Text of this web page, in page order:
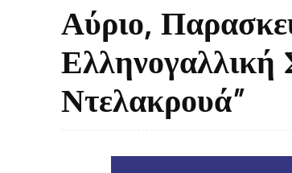
Αύριο,
Ελληνογαλλική
Ντελακρουά”